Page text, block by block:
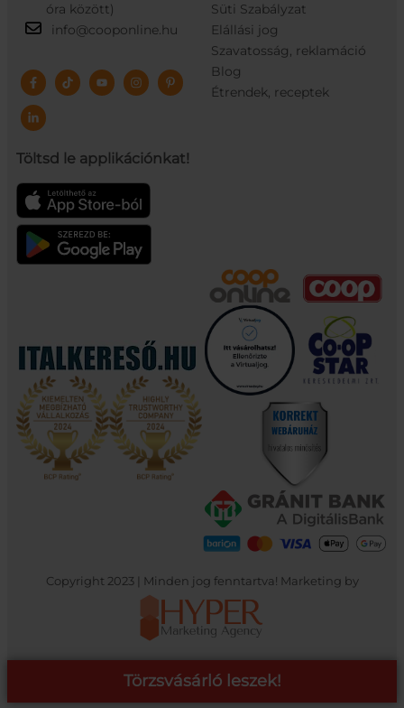
óra között)
info@cooponline.hu
Töltsd le applikációnkat!
Süti Szabályzat
Elállási jog
Szavatosság, reklamáció
Blog
Étrendek, receptek
Copyright 2023 | Minden jog fenntartva! Marketing by
Törzsvásárló leszek!